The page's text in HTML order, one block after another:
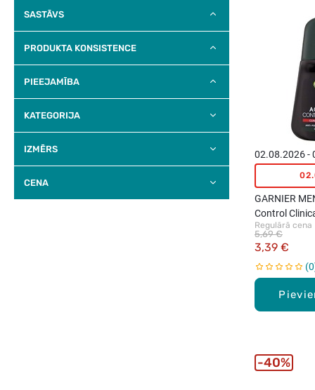
SASTĀVS
PRODUKTA KONSISTENCE
PIEEJAMĪBA
KATEGORIJA
IZMĒRS
CENA
02.08.2026 -
GARNIER
Control
Regulārā cena
3,39 €
5,69 €
0
40%